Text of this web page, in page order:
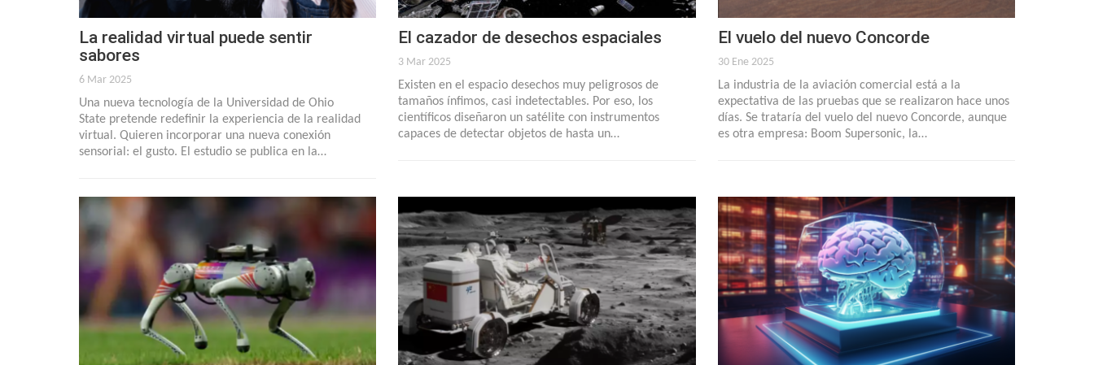
La realidad virtual puede sentir
sabores
6 Mar 2025
Una nueva tecnología de la Universidad de Ohio
State pretende redefinir la experiencia de la realidad
virtual. Quieren incorporar una nueva conexión
sensorial: el gusto. El estudio se publica en la…
El cazador de desechos espaciales
3 Mar 2025
Existen en el espacio desechos muy peligrosos de
tamaños ínfimos, casi indetectables. Por eso, los
científicos diseñaron un satélite con instrumentos
capaces de detectar objetos de hasta un…
El vuelo del nuevo Concorde
30 Ene 2025
La industria de la aviación comercial está a la
expectativa de las pruebas que se realizaron hace unos
días. Se trataría del vuelo del nuevo Concorde, aunque
es otra empresa: Boom Supersonic, la…